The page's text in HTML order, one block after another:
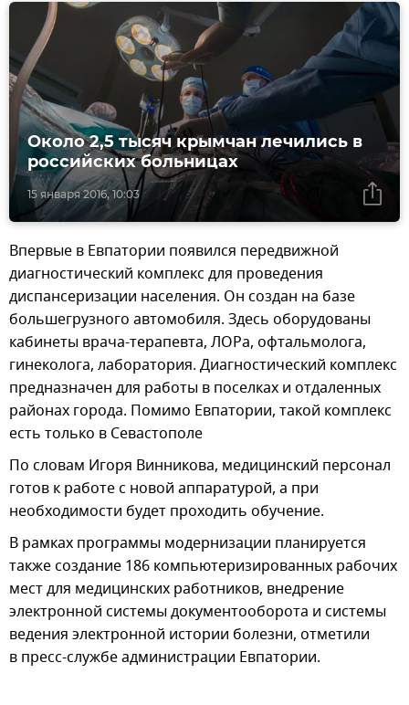
15 января 2016, 10:03
Около 2,5 тысяч крымчан лечились в
российских больницах
Впервые в Евпатории появился передвижной
диагностический комплекс для проведения
диспансеризации населения. Он создан на базе
большегрузного автомобиля. Здесь оборудованы
кабинеты врача-терапевта, ЛОРа, офтальмолога,
гинеколога, лаборатория. Диагностический комплекс
предназначен для работы в поселках и отдаленных
районах города. Помимо Евпатории, такой комплекс
есть только в Севастополе
По словам Игоря Винникова, медицинский персонал
готов к работе с новой аппаратурой, а при
необходимости будет проходить обучение.
В рамках программы модернизации планируется
также создание 186 компьютеризированных рабочих
мест для медицинских работников, внедрение
электронной системы документооборота и системы
ведения электронной истории болезни, отметили
в пресс-службе администрации Евпатории.